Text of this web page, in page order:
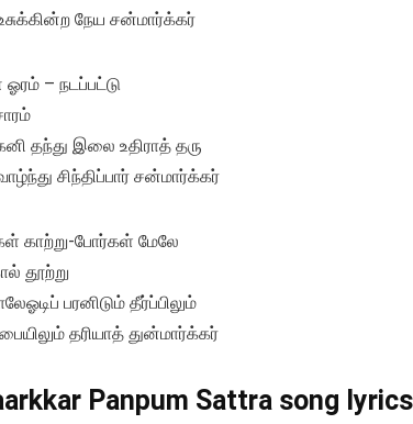
நேய சன்மார்க்கர்
ஓரம் – நடப்பட்டு
தந்து இலை உதிராத் தரு
சிந்திப்பார் சன்மார்க்கர்
காற்று-போர்கள் மேலே
தூற்று
பரனிடும் தீர்ப்பிலும்
தரியாத் துன்மார்க்கர்
Panpum Sattra song